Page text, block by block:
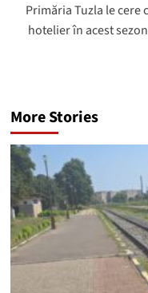
Primăria Tuzla le
hotelier în acest
More Stories